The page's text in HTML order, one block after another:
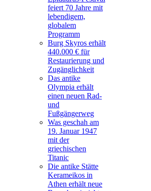
feiert 70 Jahre mit
lebendigem,
globalem
Programm
Burg Skyros erhält
440.000 € für
Restaurierung und
Zugänglichkeit
Das antike
Olympia erhält
einen neuen Rad-
und
Fußgängerweg
Was geschah am
19. Januar 1947
mit der
griechischen
Titanic
Die antike Stätte
Kerameikos in
Athen erhält neue